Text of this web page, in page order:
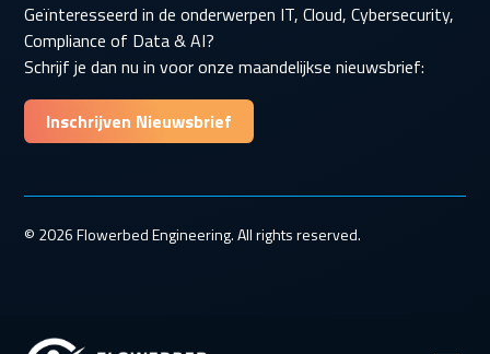
Geïnteresseerd in de onderwerpen IT, Cloud, Cybersecurity,
Compliance of Data & AI?
Schrijf je dan nu in voor onze maandelijkse nieuwsbrief:
Inschrijven Nieuwsbrief
© 2026 Flowerbed Engineering. All rights reserved.